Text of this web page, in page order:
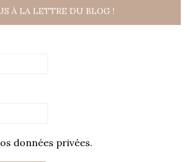
À LA LETTRE DU BLOG !
données privées.